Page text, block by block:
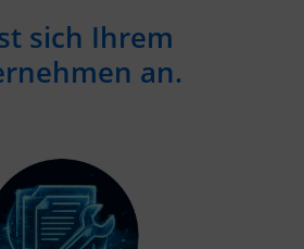
sich Ihrem
an.